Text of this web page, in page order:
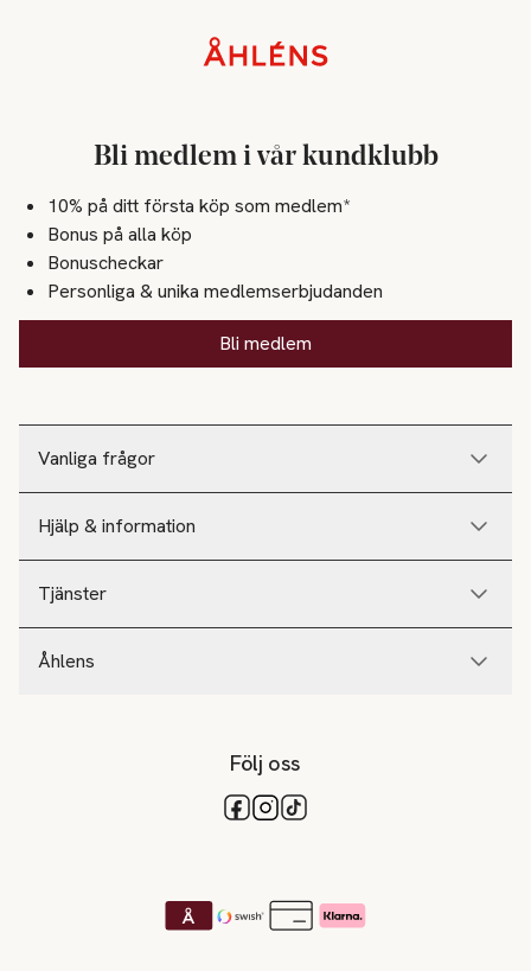
Vanliga frågor
Hjälp & information
Tjänster
Åhlens
Bli medlem i vår kundklubb
10% på ditt första köp som medlem*
Bonus på alla köp
Bonuscheckar
Personliga & unika medlemserbjudanden
Bli medlem
Följ oss